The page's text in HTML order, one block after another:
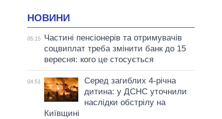
НОВИНИ
05:15
Частині пенсіонерів та отримувачів
соцвиплат треба змінити банк до 15
вересня: кого це стосується
04:51
Серед загиблих 4-річна
дитина: у ДСНС уточнили
наслідки обстрілу на
Київщині